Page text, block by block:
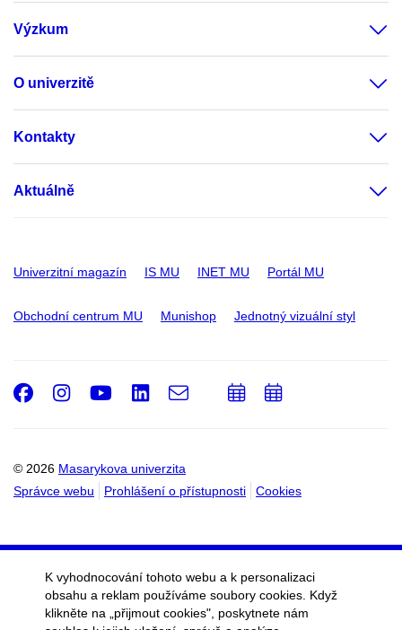
Výzkum
O univerzitě
Kontakty
Aktuálně
Univerzitní magazín IS MU INET MU Portál MU
Obchodní centrum MU Munishop Jednotný vizuální styl
© 2026 Masarykova univerzita
Správce webu
Prohlášení o přístupnosti Cookies
Facebook
Instagram
Youtube
LinkedIn
e-
PřidatPřidat
K vyhodnocování tohoto webu a k personalizaci
obsahu a reklam používáme soubory cookies. Když
klikněte na „přijmout cookies", poskytnete nám